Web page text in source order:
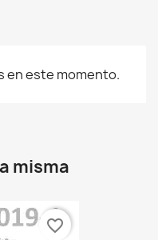
en este momento.
misma
favorite_border